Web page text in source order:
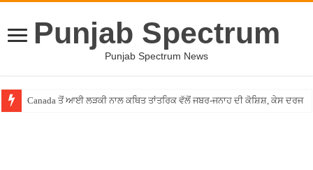
Punjab Spectrum
Punjab Spectrum News
Canada ਤੋਂ ਆਈ ਲੜਕੀ ਨਾਲ ਕਥਿਤ ਤਾਂਤਰਿਕ ਵੱਲੋਂ ਜਬਰ-ਜਨਾਹ ਦੀ ਕੋਸ਼ਿਸ਼, ਕੇਸ ਦਰਜ